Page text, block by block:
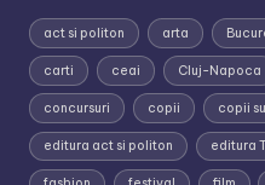
act si politon arta
carti ceai Cluj-Napoca
concursuri copii copii
editura act si politon editura